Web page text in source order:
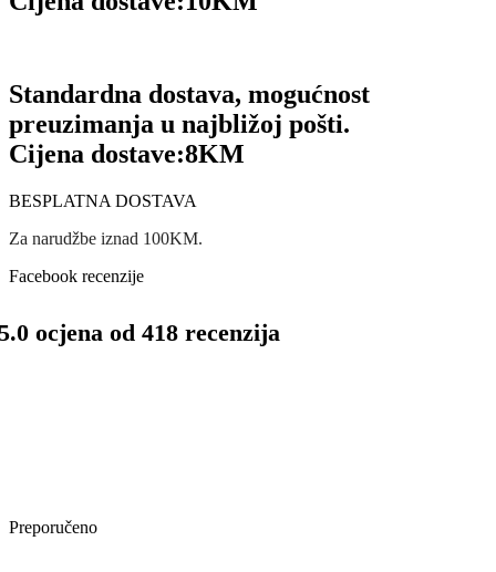
Standardna dostava, mogućnost
preuzimanja u najbližoj pošti.
Cijena dostave:8KM
BESPLATNA DOSTAVA
Za narudžbe iznad 100KM.
Facebook recenzije
ocjena od 418 recenzija
Preporučeno